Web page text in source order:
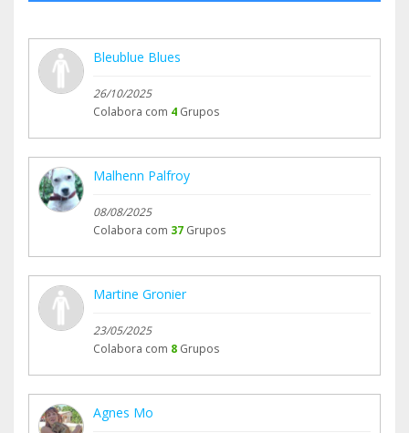
Bleublue Blues
26/10/2025
Colabora com 4 Grupos
Malhenn Palfroy
08/08/2025
Colabora com 37 Grupos
Martine Gronier
23/05/2025
Colabora com 8 Grupos
Agnes Mo